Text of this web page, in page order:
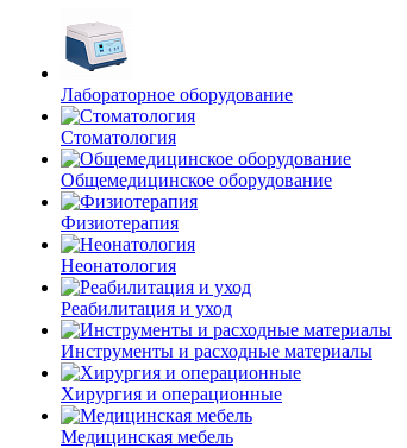
Лабораторное оборудование
Стоматология
Общемедицинское оборудование
Физиотерапия
Неонатология
Реабилитация и уход
Инструменты и расходные материалы
Хирургия и операционные
Медицинская мебель